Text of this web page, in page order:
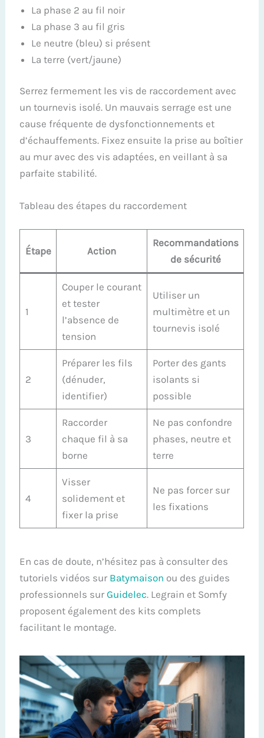
La phase 2 au fil noir
La phase 3 au fil gris
Le neutre (bleu) si présent
La terre (vert/jaune)
Serrez fermement les vis de raccordement avec
un tournevis isolé. Un mauvais serrage est une
cause fréquente de dysfonctionnements et
d’échauffements. Fixez ensuite la prise au boîtier
au mur avec des vis adaptées, en veillant à sa
parfaite stabilité.
Tableau des étapes du raccordement
Étape Action
Recommandations
de sécurité
1
Couper le courant
et tester
l’absence de
tension
Utiliser un
multimètre et un
tournevis isolé
2
Préparer les fils
(dénuder,
identifier)
Porter des gants
isolants si
possible
3
Raccorder
chaque fil à sa
borne
Ne pas confondre
phases, neutre et
terre
4
Visser
solidement et
fixer la prise
Ne pas forcer sur
les fixations
En cas de doute, n’hésitez pas à consulter des
tutoriels vidéos sur Batymaison ou des guides
professionnels surGuidelec. Legrain et Somfy
proposent également des kits complets
facilitant le montage.